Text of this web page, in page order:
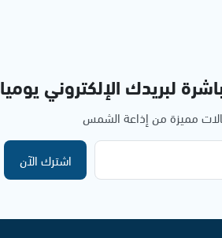
لبريدك الإلكتروني يوميا
مميزة من إذاعة الشمس
اشترك الآن